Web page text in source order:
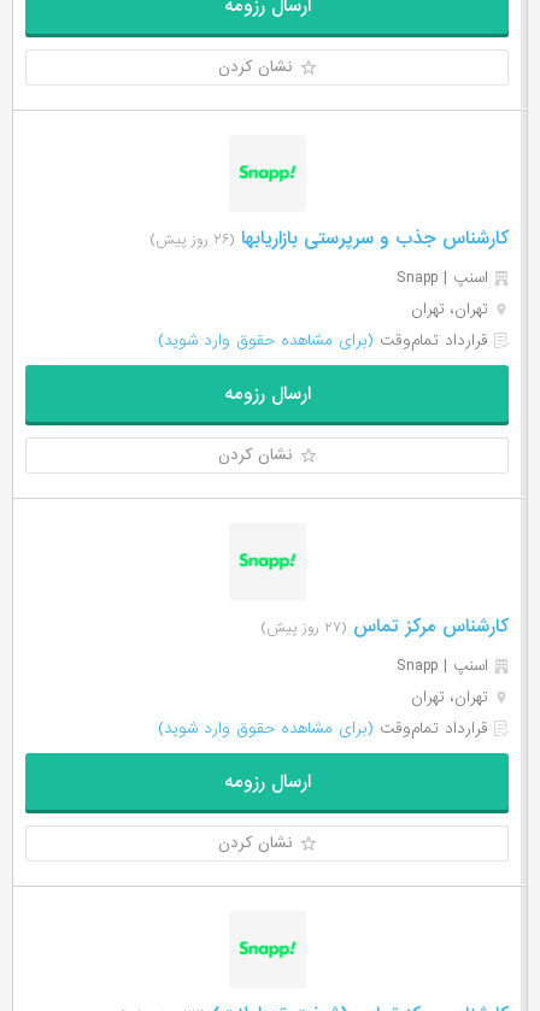
ارسال رزومه
نشان کردن
کارشناس جذب و سرپرستی بازاریابها (۲۶ روز پیش)
اسنپ | Snapp
تهران، تهران
قرارداد تمام‌وقت (برای مشاهده حقوق وارد شوید)
ارسال رزومه
نشان کردن
کارشناس مرکز تماس (۲۷ روز پیش)
اسنپ | Snapp
تهران، تهران
قرارداد تمام‌وقت (برای مشاهده حقوق وارد شوید)
ارسال رزومه
نشان کردن